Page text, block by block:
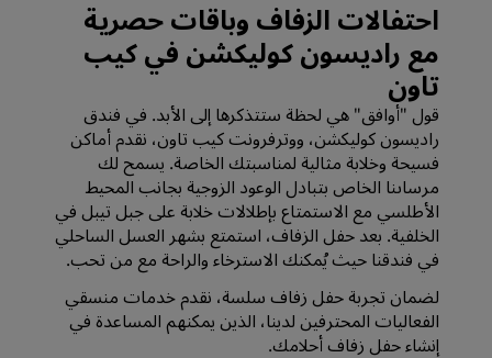
احتفالات الزفاف وباقات حصرية
مع راديسون كوليكشن في كيب
تاون
قول "أوافق" هي لحظة ستتذكرها إلى الأبد. في فندق
راديسون كوليكشن، ووترفرونت كيب تاون، نقدم أماكن
فسيحة وخلابة مثالية لمناسبتك الخاصة. يسمح لك
مرساىنا الخاص بتبادل الوعود الزوجية بجانب المحيط
الأطلسي مع الاستمتاع بإطلالات خلابة على جبل تيبل في
الخلفية. بعد حفل الزفاف، استمتع بشهر العسل الساحلي
في فندقنا حيث يُمكنك الاسترخاء والراحة مع من تحب.
لضمان تجربة حفل زفاف سلسة، نقدم خدمات منسقي
الفعاليات المحترفين لدينا، الذين يمكنهم المساعدة في
إنشاء حفل زفاف أحلامك.